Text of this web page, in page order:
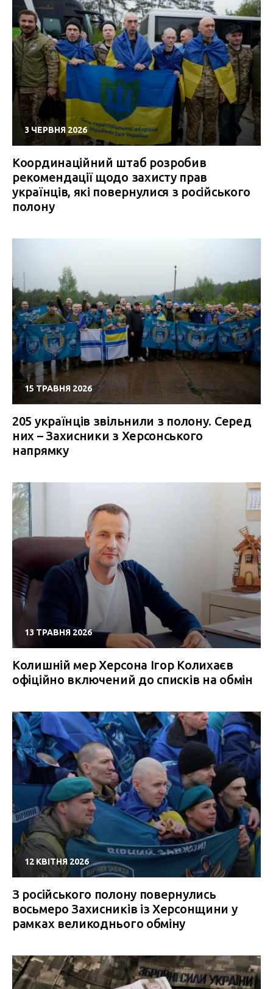
3 ЧЕРВНЯ 2026
Координаційний штаб розробив
рекомендації щодо захисту прав
українців, які повернулися з російського
полону
15 ТРАВНЯ 2026
205 українців звільнили з полону. Серед
них – Захисники з Херсонського
напрямку
13 ТРАВНЯ 2026
Колишній мер Херсона Ігор Колихаєв
офіційно включений до списків на обмін
12 КВІТНЯ 2026
З російського полону повернулись
восьмеро Захисників із Херсонщини у
рамках великоднього обміну